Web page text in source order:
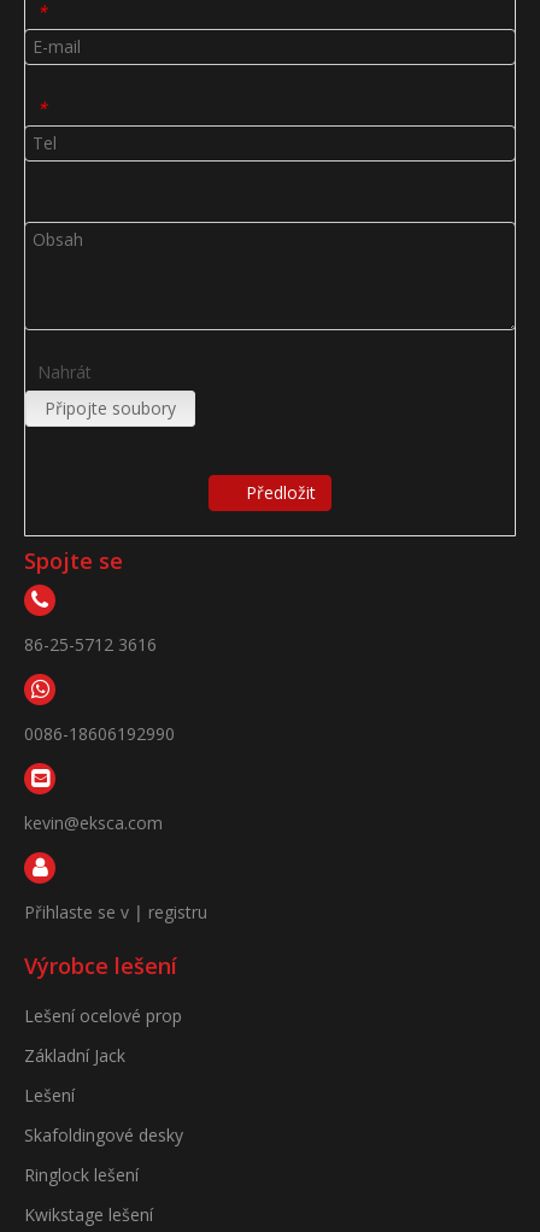
*
*
Nahrát
Připojte soubory
Předložit
Spojte se
86-25-5712 3616
0086-18606192990
kevin@eksca.com
Přihlaste se v | registru
Výrobce lešení
Lešení ocelové prop
Základní Jack
Lešení
Skafoldingové desky
Ringlock lešení
Kwikstage lešení